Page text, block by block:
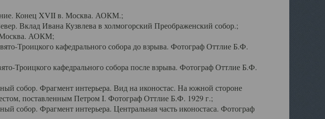
Конец XVII в. Москва. АОКМ.;
Вклад Ивана Кузвлева в холмогорский Преображенский собор.;
АОКМ;
Троицкого кафедрального собора до взрыва. Фотограф Оттлие Б.Ф.
Троицкого кафедрального собора после взрыва. Фотограф Оттлие Б.Ф.
собор. Фрагмент интерьера. Вид на иконостас. На южной стороне
поставленным Петром I. Фотограф Оттлие Б.Ф. 1929 г.;
собор. Фрагмент интерьера. Центральная часть иконостаса. Фотограф